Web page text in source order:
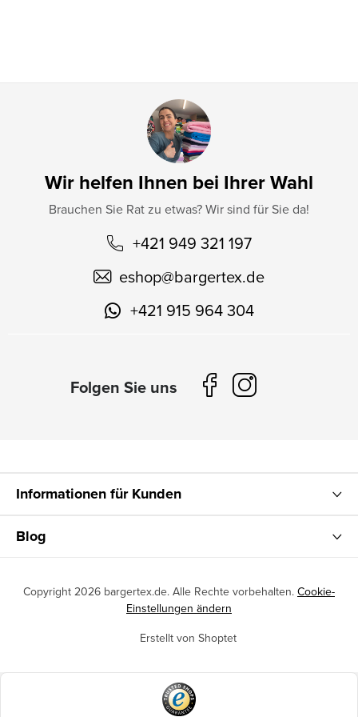
Wir helfen Ihnen bei Ihrer Wahl
Brauchen Sie Rat zu etwas? Wir sind für Sie da!
+421 949 321 197
eshop@bargertex.de
+421 915 964 304
Informationen für Kunden
Blog
Erstellt von Shoptet
Copyright 2026 bargertex.de. Alle Rechte vorbehalten. Cookie-
Einstellungen ändern